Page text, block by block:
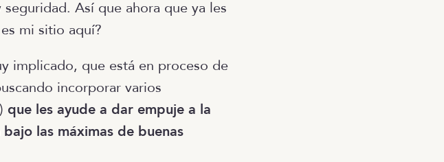
Así que ahora que ya les
mi sitio aquí?
implicado, que está en proceso de
incorporar varios
que les ayude a dar empuje a la
bajo las máximas de buenas